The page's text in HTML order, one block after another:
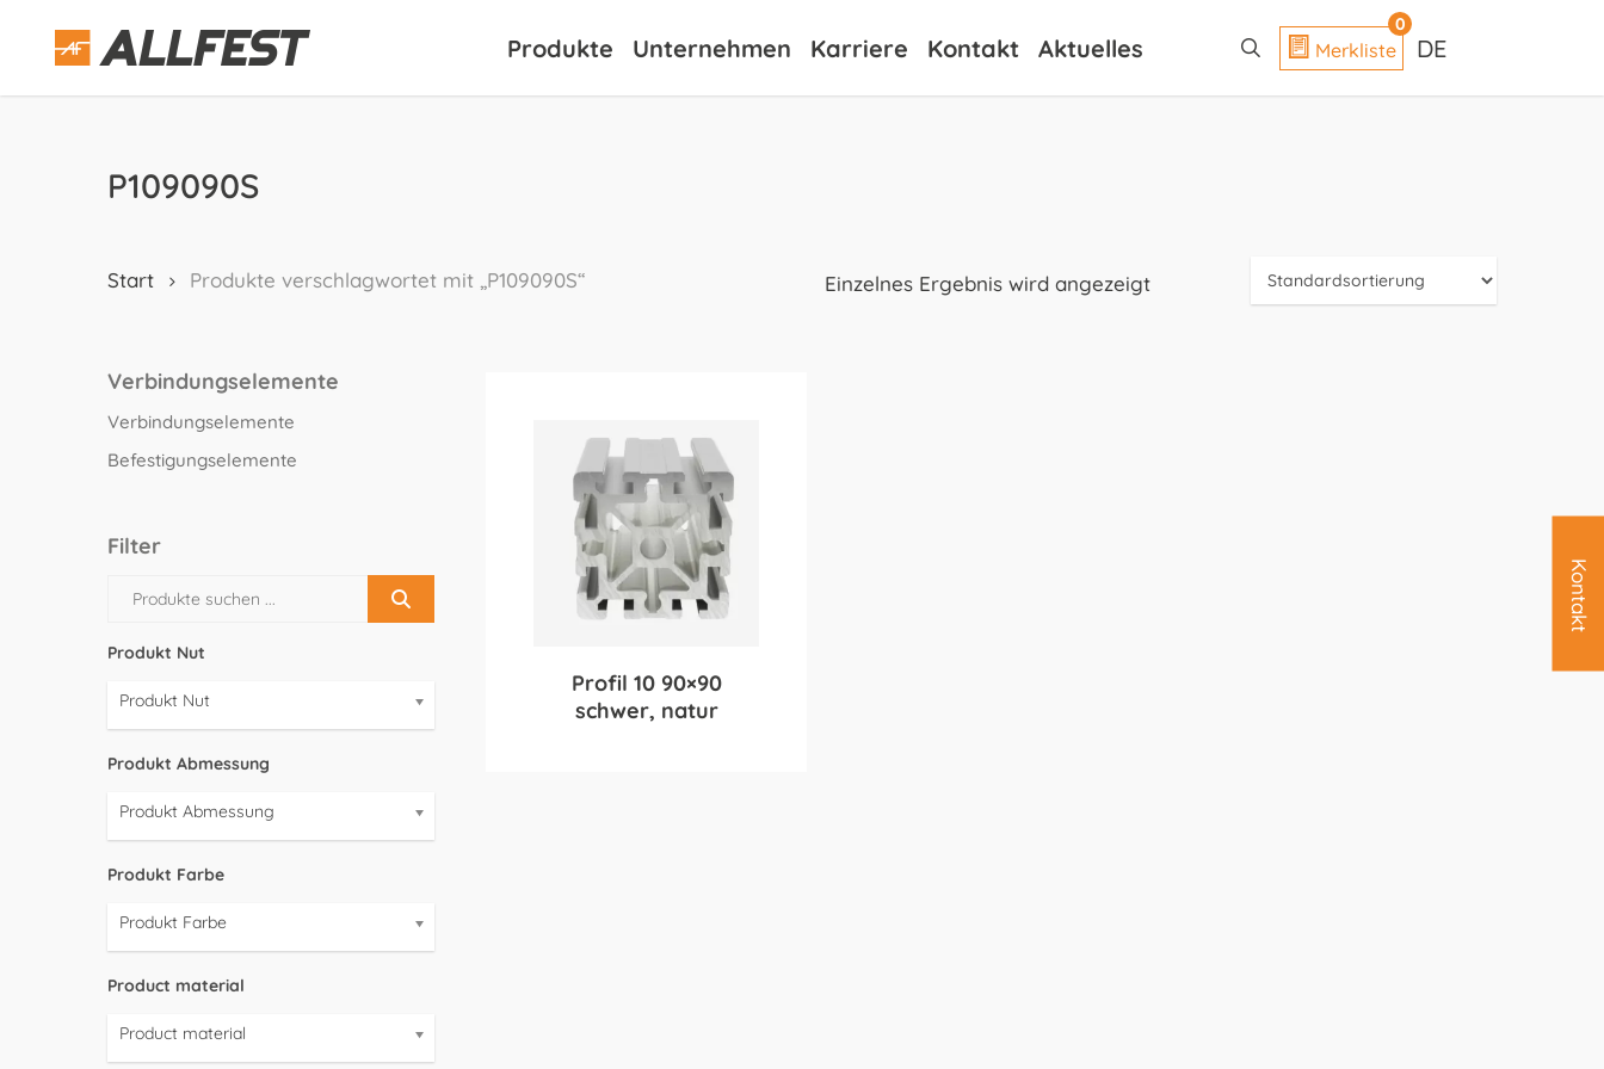
content
Produkte Unternehmen Karriere Kontakt Aktuelles
0
Merkliste DE
P109090S
Einzelnes Ergebnis wird angezeigt
Start Produkte verschlagwortet mit „P109090S“
Verbindungselemente
Verbindungselemente
Befestigungselemente
Filter
Produkt Nut
Produkt Nut
Produkt Abmessung
Produkt Abmessung
Produkt Farbe
Produkt Farbe
Product material
Product material
Profil 10 90×90
schwer, natur
Kontakt